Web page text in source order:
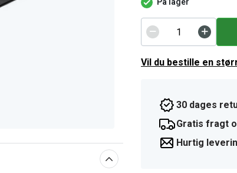
Vil du bestille en
30 dages
Gratis fragt
Hurtig